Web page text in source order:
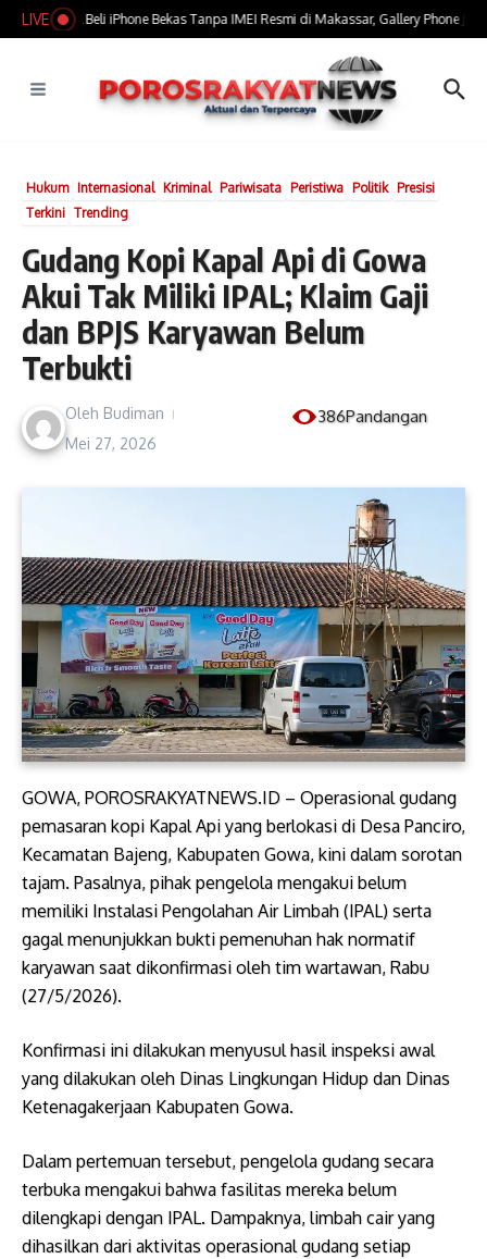
Lewati ke konten
LIVE
​Marak Jual Beli iPhone Bekas Tanpa IMEI Resmi di Makassar, Gallery Phone Jadi
Hukum Internasional Kriminal Pariwisata Peristiwa Politik Presisi
Terkini Trending
Gudang Kopi Kapal Api di Gowa
Akui Tak Miliki IPAL; Klaim Gaji
dan BPJS Karyawan Belum
Terbukti
Oleh Budiman 386Pandangan
Mei 27, 2026
GOWA, POROSRAKYATNEWS.ID – Operasional gudang
pemasaran kopi Kapal Api yang berlokasi di Desa Panciro,
Kecamatan Bajeng, Kabupaten Gowa, kini dalam sorotan
tajam. Pasalnya, pihak pengelola mengakui belum
memiliki Instalasi Pengolahan Air Limbah (IPAL) serta
gagal menunjukkan bukti pemenuhan hak normatif
karyawan saat dikonfirmasi oleh tim wartawan, Rabu
(27/5/2026).
Konfirmasi ini dilakukan menyusul hasil inspeksi awal
yang dilakukan oleh Dinas Lingkungan Hidup dan Dinas
Ketenagakerjaan Kabupaten Gowa.
Dalam pertemuan tersebut, pengelola gudang secara
terbuka mengakui bahwa fasilitas mereka belum
dilengkapi dengan IPAL. Dampaknya, limbah cair yang
dihasilkan dari aktivitas operasional gudang setiap